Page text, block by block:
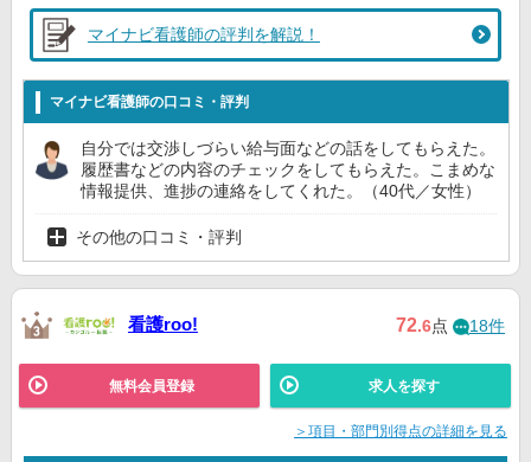
マイナビ看護師の評判を解説！
マイナビ看護師の口コミ・評判
自分では交渉しづらい給与面などの話をしてもらえた。
履歴書などの内容のチェックをしてもらえた。こまめな
情報提供、進捗の連絡をしてくれた。（40代／女性）
その他の口コミ・評判
看護roo! 72.6点 18件
無料会員登録 求人を探す
＞項目・部門別得点の詳細を見る